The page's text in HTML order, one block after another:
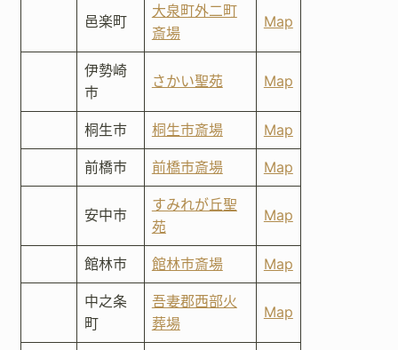
邑楽町
大泉町外二町
斎場
Map
伊勢崎
市
さかい聖苑 Map
桐生市 桐生市斎場 Map
前橋市 前橋市斎場 Map
安中市
すみれが丘聖
苑
Map
館林市 館林市斎場 Map
中之条
町
吾妻郡西部火
葬場
Map